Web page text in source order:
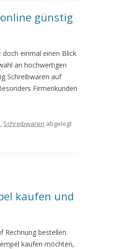
günstig
einmal einen Blick
an hochwertigen
Schreibwaren auf
Firmenkunden
, Schreibwaren abgelegt
kaufen und
Rechnung bestellen.
kaufen möchten,